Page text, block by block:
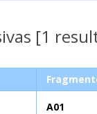
[1
A01